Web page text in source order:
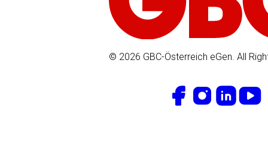
© 2026 GBC-Österreich eGen. All